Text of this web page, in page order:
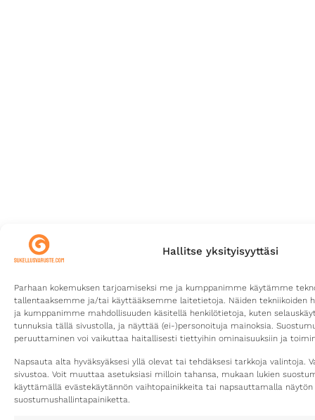
Hallitse yksityisyyttäsi
Parhaan kokemuksen tarjoamiseksi me ja kumppanimme käytämme
tallentaaksemme ja/tai käyttääksemme laitetietoja. Näiden tekniikoiden
ja kumppanimme mahdollisuuden käsitellä henkilötietoja, kuten
tunnuksia tällä sivustolla, ja näyttää (ei-)personoituja mainoksia.
peruuttaminen voi vaikuttaa haitallisesti tiettyihin ominaisuuksiin ja
Napsauta alta hyväksyäksesi yllä olevat tai tehdäksesi tarkkoja valintoja.
sivustoa. Voit muuttaa asetuksiasi milloin tahansa, mukaan lukien
käyttämällä evästekäytännön vaihtopainikkeita tai napsauttamalla näytön
suostumushallintapainiketta.